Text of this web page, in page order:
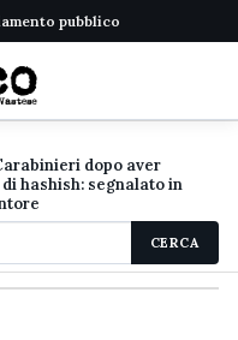
pubblico
dopo aver
hashish: segnalato in
CERCA